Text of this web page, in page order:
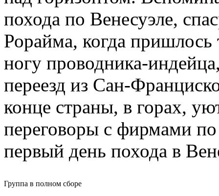
похода по Венесуэле,
Рорайма, когда пришлось
ногу проводника-
переезд из Сан-
конце страны, в горах,
переговоры с фирмами
первый день похода в
Группа в полном сборе